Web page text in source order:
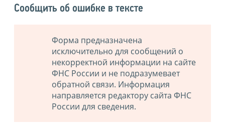
Сообщить об ошибке в тексте
Форма предназначена
исключительно для сообщений о
некорректной информации на сайте
ФНС России и не подразумевает
обратной связи. Информация
направляется редактору сайта ФНС
России для сведения.